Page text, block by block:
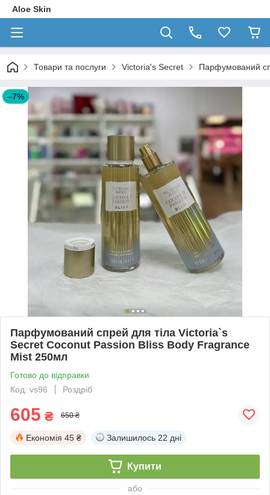
Aloe Skin
Товари та послуги Victoria's Secret Парфумований
–7%
Парфумований спрей для тіла Victoria`s
Secret Coconut Passion Bliss Body Fragrance
Mist 250мл
Готово до відправки
Код: vs96
Роздріб
605 ₴ 650 ₴
Економія 45 ₴ Залишилось 22 дні
Купити
або